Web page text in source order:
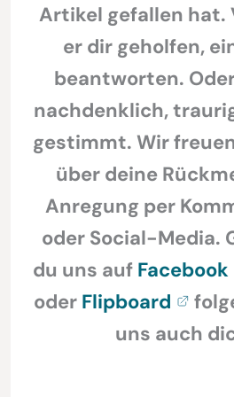
Artikel gefallen
er dir geholfen,
beantworten.
nachdenklich,
gestimmt. Wir
über deine
Anregung per
oder Social-Media.
du uns auf Facebook
oder Flipboard
uns auch